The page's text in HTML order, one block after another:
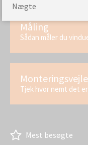
Måling
Sådan måler du
Tjek hvor nemt det
Mest besøgte
Nægte